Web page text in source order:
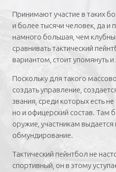
Принимают участие в таких
и более тысячи человек, да и
намного большая, чем
сравнивать тактический
вариантом, стоит упомянуть и
Поскольку для такого
создать управление,
звания, среди которых есть
но и офицерский состав. Там
оружие, участникам
обмундирование.
Тактический пейнтбол не
спортивный, он в этому